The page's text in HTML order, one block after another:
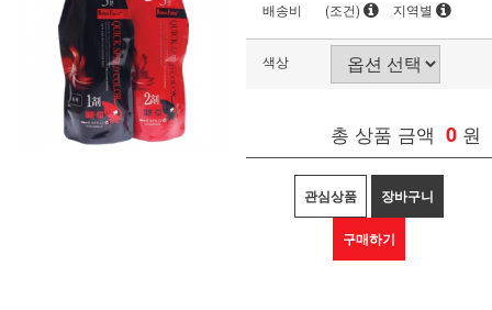
배송비
(조건) 지역별
색상
총 상품 금액 0 원
관심상품 장바구니
구매하기